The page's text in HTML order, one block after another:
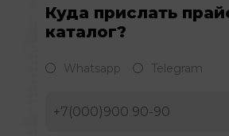
Куда прислать
каталог?
Whatsapp Telegram